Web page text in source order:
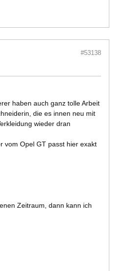
#53138
haben auch ganz tolle Arbeit
die es innen neu mit
wieder dran
vom Opel GT passt hier exakt
Zeitraum, dann kann ich